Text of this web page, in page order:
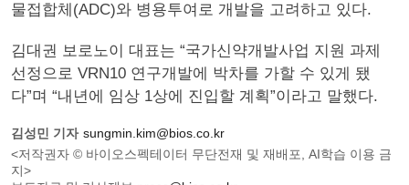
물접합체(ADC)와 병용투여로 개발을 고려하고 있다.
김대권 보로노이 대표는 “국가신약개발사업 지원 과제
선정으로 VRN10 연구개발에 박차를 가할 수 있게 됐
다”며 “내년에 임상 1상에 진입할 계획”이라고 말했다.
김성민 기자 sungmin.kim@bios.co.kr
<저작권자 © 바이오스펙테이터 무단전재 및 재배포, AI학습 이용 금
지>